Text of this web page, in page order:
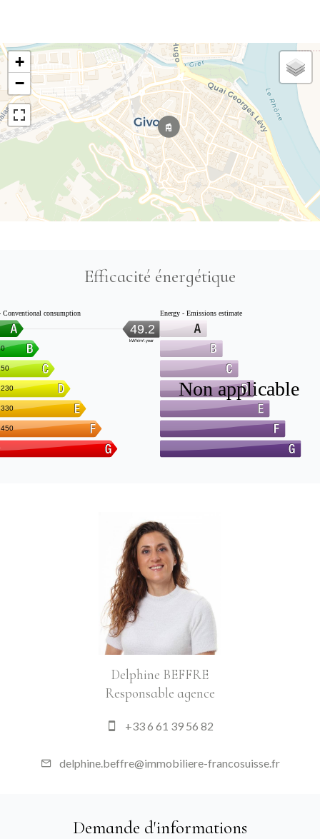
+
−
Efficacité énergétique
Delphine BEFFRE
Responsable agence
+33 6 61 39 56 82
delphine.beffre@immobiliere-francosuisse.fr
Demande d'informations